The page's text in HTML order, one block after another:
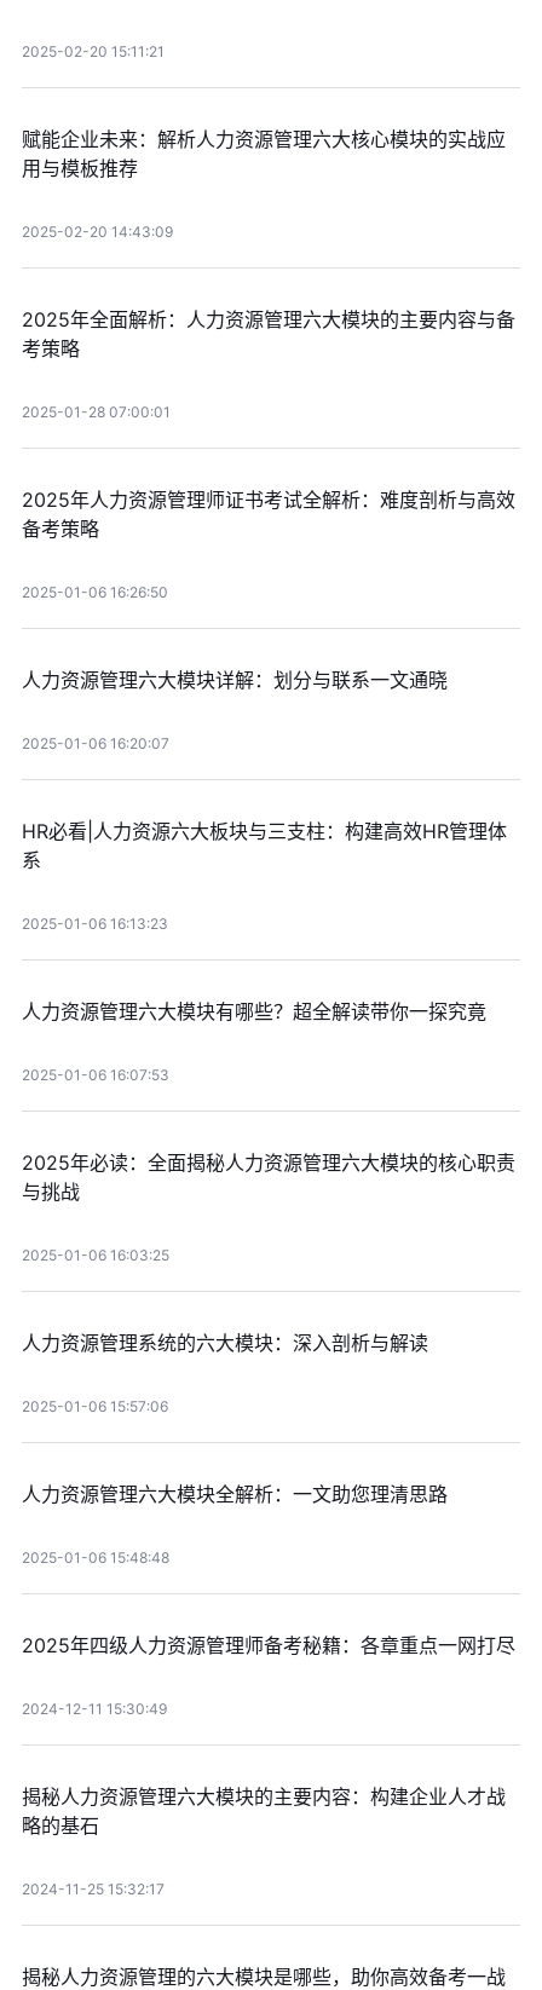
2025-02-20 15:11:21
赋能企业未来：解析人力资源管理六大核心模块的实战应
用与模板推荐
2025-02-20 14:43:09
2025年全面解析：人力资源管理六大模块的主要内容与备
考策略
2025-01-28 07:00:01
2025年人力资源管理师证书考试全解析：难度剖析与高效
备考策略
2025-01-06 16:26:50
人力资源管理六大模块详解：划分与联系一文通晓
2025-01-06 16:20:07
HR必看|人力资源六大板块与三支柱：构建高效HR管理体
系
2025-01-06 16:13:23
人力资源管理六大模块有哪些？超全解读带你一探究竟
2025-01-06 16:07:53
2025年必读：全面揭秘人力资源管理六大模块的核心职责
与挑战
2025-01-06 16:03:25
人力资源管理系统的六大模块：深入剖析与解读
2025-01-06 15:57:06
人力资源管理六大模块全解析：一文助您理清思路
2025-01-06 15:48:48
2025年四级人力资源管理师备考秘籍：各章重点一网打尽
2024-12-11 15:30:49
揭秘人力资源管理六大模块的主要内容：构建企业人才战
略的基石
2024-11-25 15:32:17
揭秘人力资源管理的六大模块是哪些，助你高效备考一战